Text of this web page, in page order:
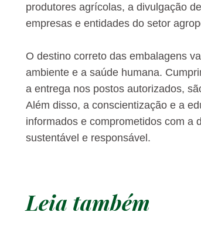
produtores agrícolas, a divulgação
empresas e entidades do setor
O destino correto das embalagens
ambiente e a saúde humana.
a entrega nos postos autorizados,
Além disso, a conscientização e a
informados e comprometidos com a
sustentável e responsável.
Leia também